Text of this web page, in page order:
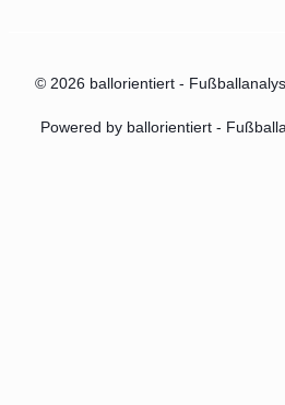
© 2026 ballorientiert -
Powered by ballorientiert -